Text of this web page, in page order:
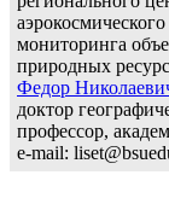
мониторинга
природных
Федор
доктор
профессор,
e-mail: